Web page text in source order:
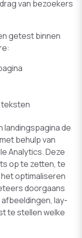
van bezoekers
getest binnen
landingspagina de
behulp van
Analytics. Deze
op te zetten, te
optimaliseren
doorgaans
lay-
te stellen welke